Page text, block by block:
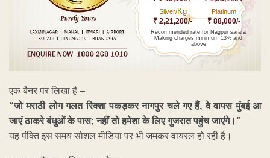
Silver/Kg
₹ 2,21,200/-
Platinum
₹ 88,000/-
Recommended rate for Nagpur sarafa
Making charges minimum 13% and
above
एक बैनर पर लिखा है –
“जो मराठी लोग गलत रिक्शा पकड़कर नागपुर चले गए हैं, वे वापस मुंबई आ
जाएं ठाकरे बंधुओं के पास; नहीं तो हमेशा के लिए गुजरात पहुंच जाएंगे।”
यह पंक्ति इस समय सोशल मीडिया पर भी जमकर वायरल हो रही है।